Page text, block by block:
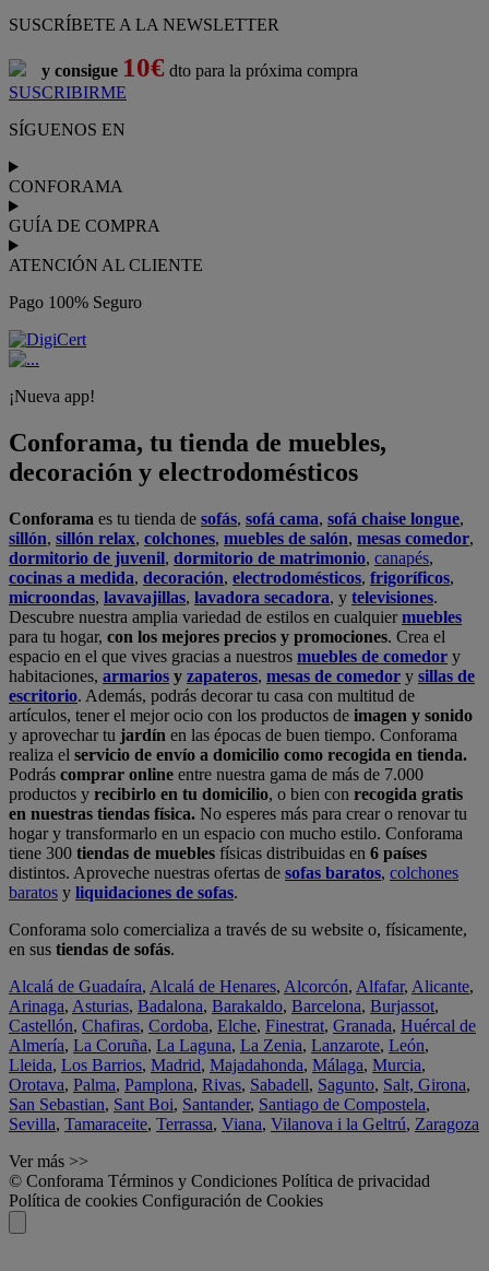
¡Nueva app!
Conforama, tu tienda de muebles,
decoración y electrodomésticos
Conforama
sillón,sillón relax,colchones
dormitorio de juvenil
cocinas a medida,decoración
Descubre nuestra amplia variedad de estilos en cualquier
para tu hogar,
espacio en el que vives gracias a nuestros
habitaciones,
escritorio. Además, podrás decorar tu casa con multitud de
artículos, tener el mejor ocio con los productos de
y aprovechar tu
en las épocas de buen tiempo. Conforama
realiza elservicio de envío a domicilio como recogida en tienda.
Podráscomprar onlineentre nuestra gama de más de 7.000
recibirlo en tu domicilio
No esperes más para crear o renovar tu
hogar y transformarlo en un espacio con mucho estilo. Conforama
tiene 300tiendas de mueblesfísicas distribuidas en6 países
distintos. Aproveche nuestras ofertas desofas baratos,colchones
baratosyliquidaciones de sofas.
Conforama solo comercializa a través de su website o, físicamente,
en sus tiendas de sofás.
Alcalá de Guadaíra,Alcalá de Henares,Alcorcón,Alfafar ,Alicante,
Arinaga,Asturias,Badalona,Barakaldo,Barcelona,Burjassot
Castellón ,Chafiras,Cordoba,Elche ,Finestrat, Granada,Huércal de
Almería,La Coruña,La Laguna,La Zenia,Lanzarote ,León,
Lleida,Los Barrios,Madrid, Majadahonda,Málaga,Murcia,
Orotava,Palma, Pamplona,Rivas,Sabadell ,Sagunto, Salt, Girona
San Sebastian,Sant Boi, Santander,Santiago de Compostela,
Sevilla,Tamaraceite,Terrassa, Viana,Vilanova i la Geltrú,Zaragoza
Ver más >>
© Conforama Términos y Condiciones Política de privacidad
Política de cookies Configuración de Cookies